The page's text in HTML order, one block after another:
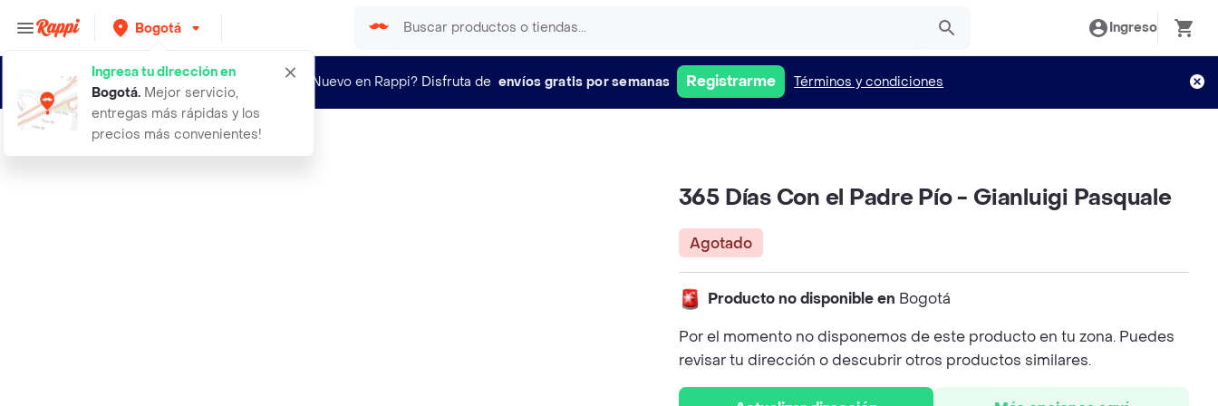
Bogotá
Ingresa tu dirección en
Bogotá. Mejor servicio,
entregas más rápidas y los
precios más convenientes!
Ingreso
¿Nuevo en Rappi? Disfruta de envíos gratis por semanas Registrarme Términos y condiciones
365 dias con el padre pio gianluigi
365 Días Con el Padre Pío - Gianluigi Pasquale
Agotado
Producto no disponible en Bogotá
Por el momento no disponemos de este producto en tu zona. Puedes
revisar tu dirección o descubrir otros productos similares.